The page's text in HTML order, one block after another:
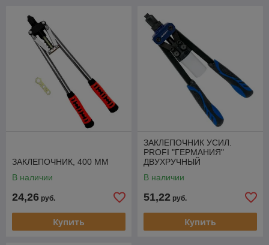
ЗАКЛЕПОЧНИК, 400 ММ
В наличии
24,26 руб.
Купить
ЗАКЛЕПОЧНИК УСИЛ.
PROFI "ГЕРМАНИЯ"
ДВУХРУЧНЫЙ
В наличии
51,22 руб.
Купить